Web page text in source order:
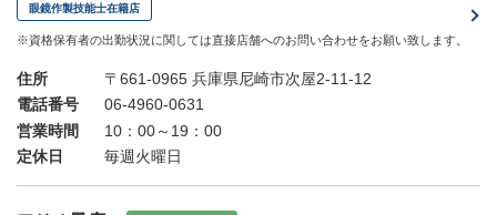
眼鏡作製技能士在籍店
※資格保有者の出勤状況に関しては直接店舗へのお問い合わせをお願い致します。
住所
〒661-0965 兵庫県尼崎市次屋2-11-12
電話番号
06-4960-0631
営業時間
10：00～19：00
定休日
毎週火曜日